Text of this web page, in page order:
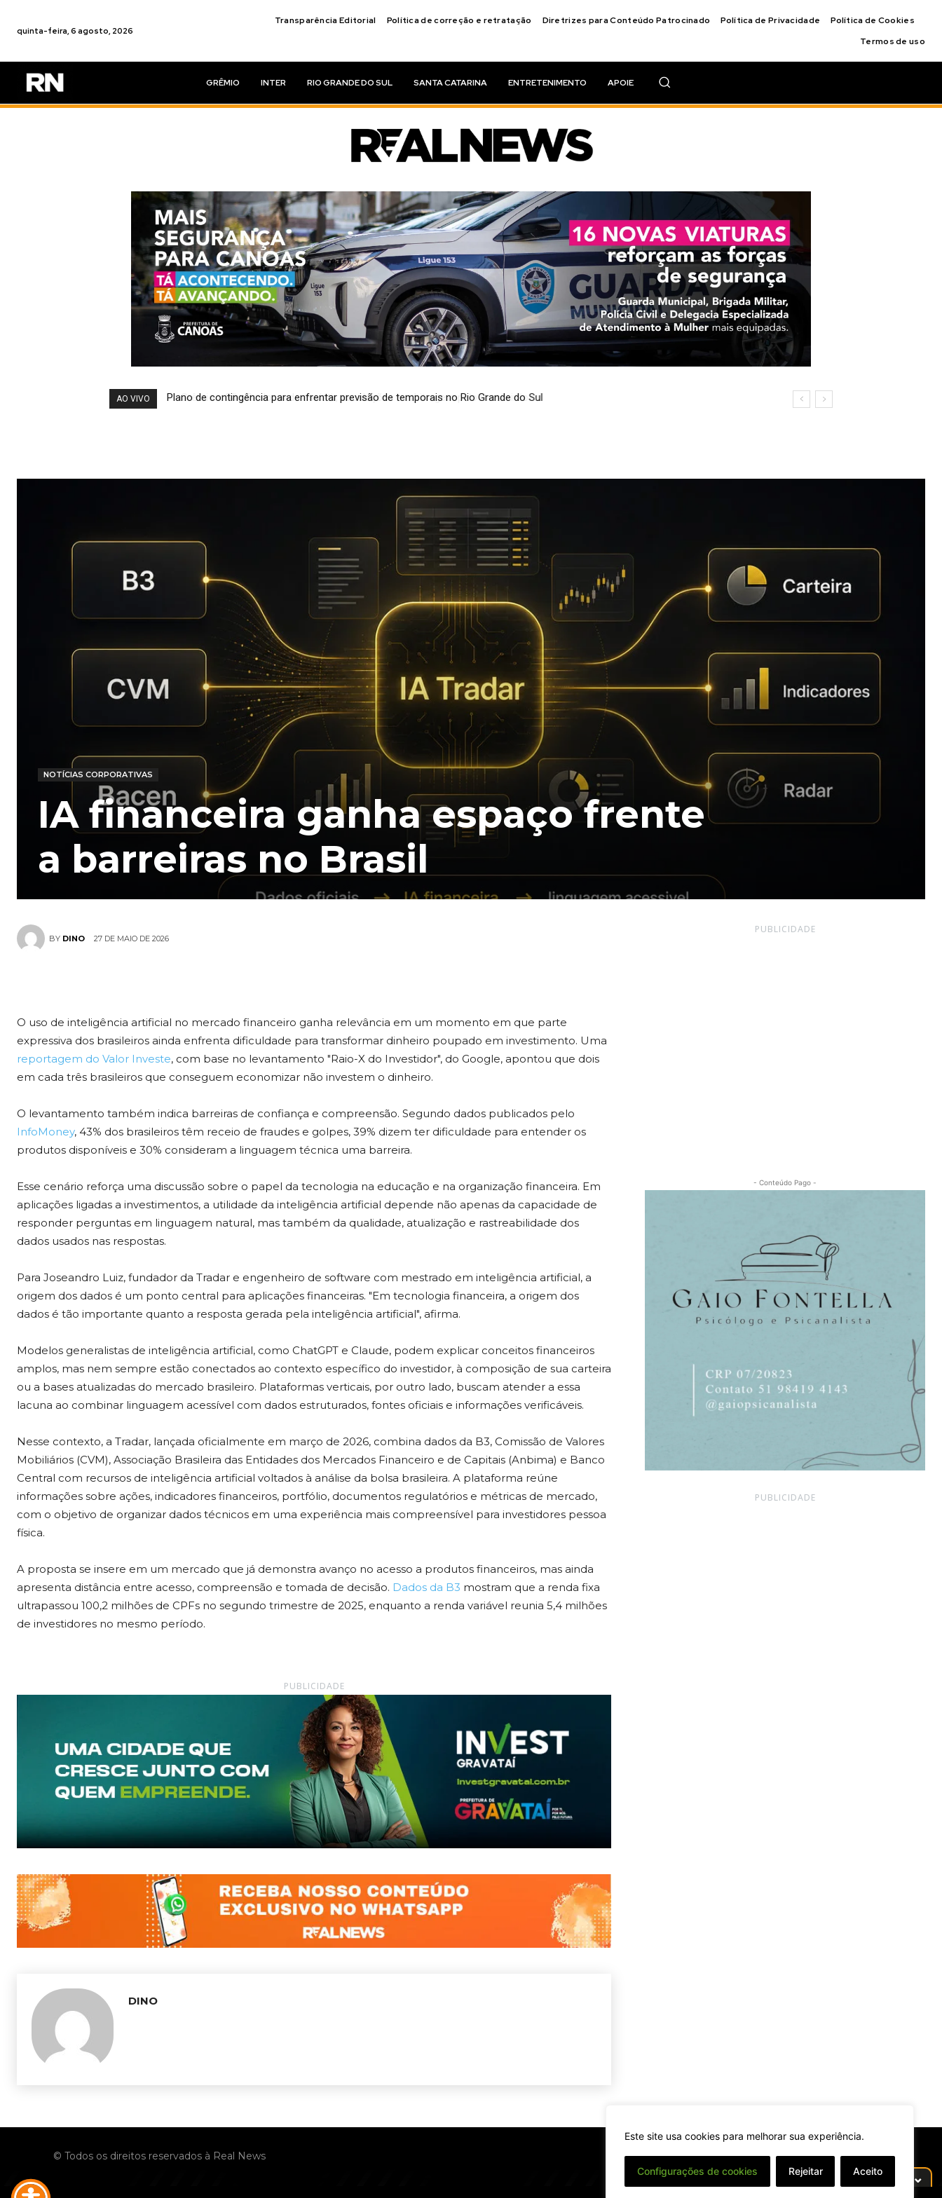
Este site usa cookies para melhorar sua experiência.
Configurações de cookies Rejeitar Aceito
quinta-feira, 6 agosto, 2026
Transparência Editorial Política de correção e retratação Diretrizes para Conteúdo Patrocinado Política de Privacidade
Política de Cookies
Termos de uso
GRÊMIO INTER RIO GRANDE DO SUL SANTA CATARINA ENTRETENIMENTO APOIE
AO VIVO Grêmio x São Paulo: onde assistir, escalações e arbitragem pelo Brasileirão
NOTÍCIAS CORPORATIVAS
IA financeira ganha espaço frente
a barreiras no Brasil
BY DINO 27 DE MAIO DE 2026
O uso de inteligência artificial no mercado financeiro ganha relevância em um momento em que parte
expressiva dos brasileiros ainda enfrenta dificuldade para transformar dinheiro poupado em investimento. Uma
reportagem do Valor Investe, com base no levantamento "Raio-X do Investidor", do Google, apontou que dois
em cada três brasileiros que conseguem economizar não investem o dinheiro.
O levantamento também indica barreiras de confiança e compreensão. Segundo dados publicados pelo
InfoMoney, 43% dos brasileiros têm receio de fraudes e golpes, 39% dizem ter dificuldade para entender os
produtos disponíveis e 30% consideram a linguagem técnica uma barreira.
Esse cenário reforça uma discussão sobre o papel da tecnologia na educação e na organização financeira. Em
aplicações ligadas a investimentos, a utilidade da inteligência artificial depende não apenas da capacidade de
responder perguntas em linguagem natural, mas também da qualidade, atualização e rastreabilidade dos
dados usados nas respostas.
Para Joseandro Luiz, fundador da Tradar e engenheiro de software com mestrado em inteligência artificial, a
origem dos dados é um ponto central para aplicações financeiras. "Em tecnologia financeira, a origem dos
dados é tão importante quanto a resposta gerada pela inteligência artificial", afirma.
Modelos generalistas de inteligência artificial, como ChatGPT e Claude, podem explicar conceitos financeiros
amplos, mas nem sempre estão conectados ao contexto específico do investidor, à composição de sua carteira
ou a bases atualizadas do mercado brasileiro. Plataformas verticais, por outro lado, buscam atender a essa
lacuna ao combinar linguagem acessível com dados estruturados, fontes oficiais e informações verificáveis.
Nesse contexto, a Tradar, lançada oficialmente em março de 2026, combina dados da B3, Comissão de Valores
Mobiliários (CVM), Associação Brasileira das Entidades dos Mercados Financeiro e de Capitais (Anbima) e Banco
Central com recursos de inteligência artificial voltados à análise da bolsa brasileira. A plataforma reúne
informações sobre ações, indicadores financeiros, portfólio, documentos regulatórios e métricas de mercado,
com o objetivo de organizar dados técnicos em uma experiência mais compreensível para investidores pessoa
física.
A proposta se insere em um mercado que já demonstra avanço no acesso a produtos financeiros, mas ainda
apresenta distância entre acesso, compreensão e tomada de decisão. Dados da B3 mostram que a renda fixa
ultrapassou 100,2 milhões de CPFs no segundo trimestre de 2025, enquanto a renda variável reunia 5,4 milhões
de investidores no mesmo período.
PUBLICIDADE
DINO
PUBLICIDADE
- Conteúdo Pago -
PUBLICIDADE
© Todos os direitos reservados à Real News
⌄